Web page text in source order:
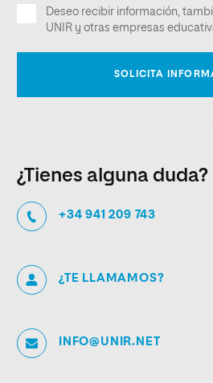
¿Tienes alguna duda?
+34 941 209 743
¿TE LLAMAMOS?
INFO@UNIR.NET